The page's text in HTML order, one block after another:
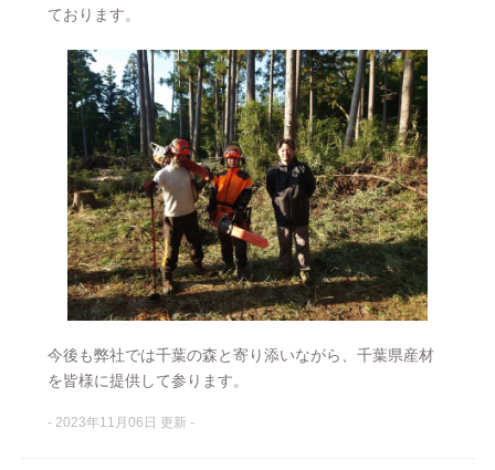
ております。
今後も弊社では千葉の森と寄り添いながら、千葉県産材
を皆様に提供して参ります。
- 2023年11月06日 更新 -